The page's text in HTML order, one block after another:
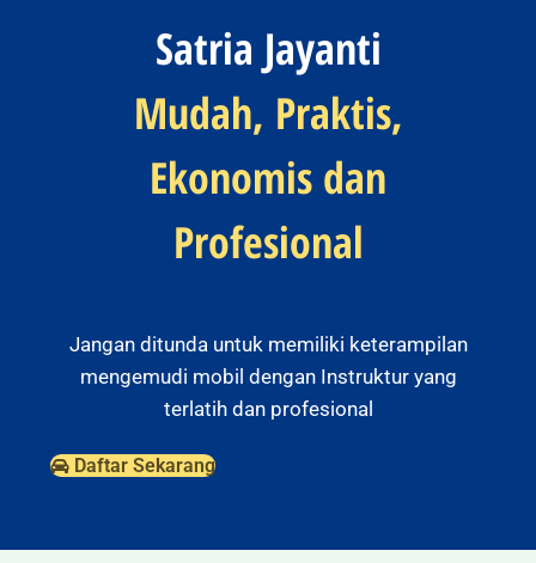
Satria Jayanti
Mudah, Praktis,
Ekonomis dan
Profesional
Jangan ditunda untuk memiliki keterampilan
mengemudi mobil dengan Instruktur yang
terlatih dan profesional
Daftar Sekarang